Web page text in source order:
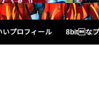
いプロフィール 8bitな